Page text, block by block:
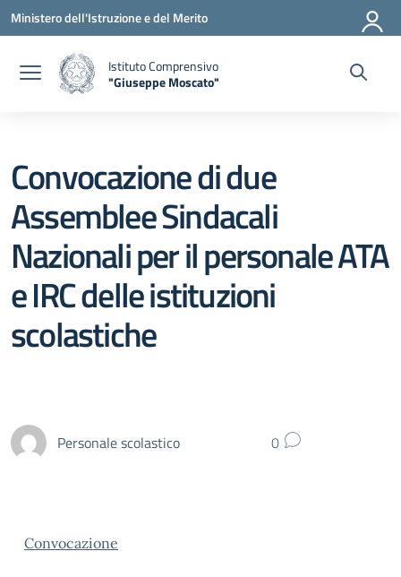
Vai ai contenuti
Vai al menu di navigazione
Vai al footer
Ministero dell'Istruzione e del Merito
Istituto Comprensivo
"Giuseppe Moscato"
Convocazione di due
Assemblee Sindacali
Nazionali per il personale ATA
e IRC delle istituzioni
scolastiche
Personale scolastico 0
Convocazione